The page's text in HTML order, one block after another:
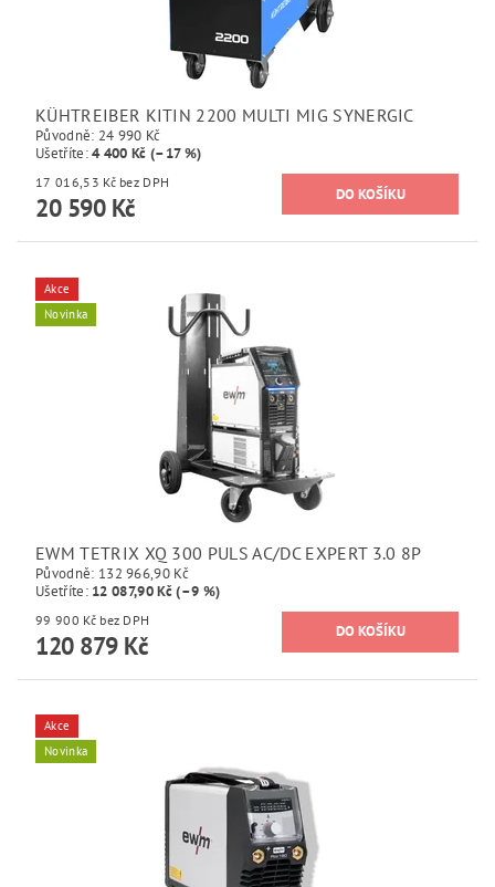
KÜHTREIBER KITIN 2200 MULTI MIG SYNERGIC
Původně: 24 990 Kč
Ušetříte:4 400 Kč (–17 %)
17 016,53 Kč bez DPH
20 590 Kč
Akce
Novinka
EWM TETRIX XQ 300 PULS AC/DC EXPERT 3.0 8P
Původně: 132 966,90 Kč
Ušetříte: 12 087,90 Kč (–9 %)
99 900 Kč bez DPH
120 879 Kč
Akce
Novinka